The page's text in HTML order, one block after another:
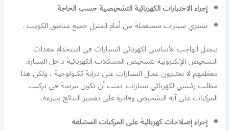
إجراء الاختبارات الكهربائية التشخيصية حسب الحاجة
نشتري سيارات مستعملة من أمام المنزل جميع مناطق الكويت .
يتمثل الواجب الأساسي لكهربائي السيارات في استخدام معدات
التشخيص الإلكترونية لتشخيص المشكلات الكهربائية داخل السيارة.
معظمهم لا يعتبرون عمال السيارات على دراية تكنولوجية ، ولكن هذا
مطلب رئيسي لكهربائي سيارات. يجب أن تكون مريحة في تركيب
المركبات على آلة التشخيص وقادرة على تفسير النتائج بسرعة.
إجراء إصلاحات كهربائية على المركبات المختلفة